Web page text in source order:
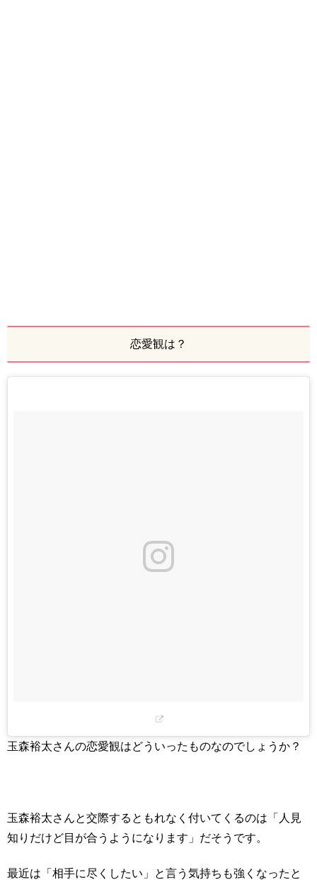
恋愛観は？
玉森裕太さんの恋愛観はどういったものなのでしょうか？
玉森裕太さんと交際するともれなく付いてくるのは「人見
知りだけど目が合うようになります」だそうです。
最近は「相手に尽くしたい」と言う気持ちも強くなったと